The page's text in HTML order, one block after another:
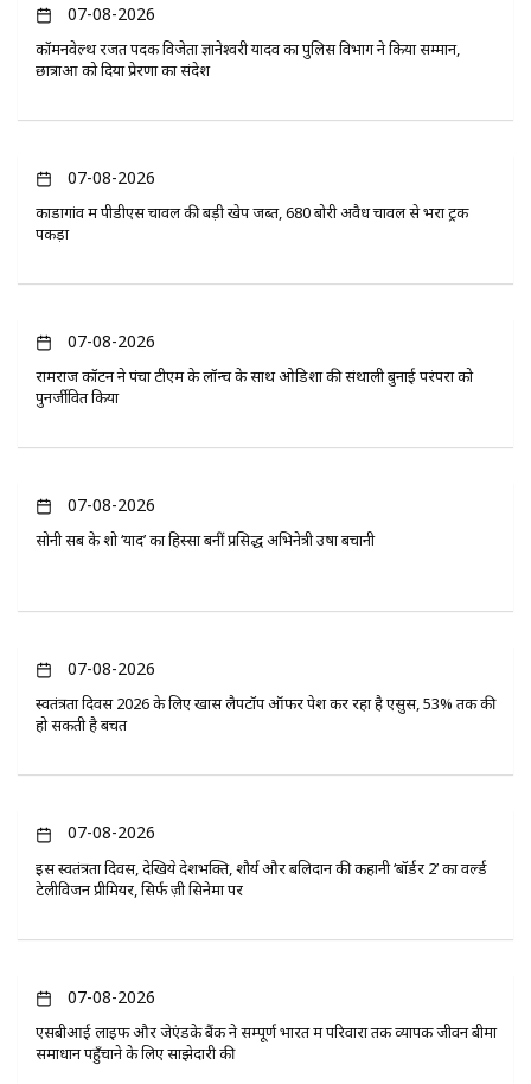
07-08-2026
कॉमनवेल्थ रजत पदक विजेता ज्ञानेश्वरी यादव का पुलिस विभाग ने किया सम्मान,
छात्राओं को दिया प्रेरणा का संदेश
07-08-2026
कोंडागांव में पीडीएस चावल की बड़ी खेप जब्त, 680 बोरी अवैध चावल से भरा ट्रक
पकड़ा
07-08-2026
रामराज कॉटन ने पंचा टीएम के लॉन्च के साथ ओडिशा की संथाली बुनाई परंपरा को
पुनर्जीवित किया
07-08-2026
सोनी सब के शो ‘यादें’ का हिस्सा बनीं प्रसिद्ध अभिनेत्री उषा बचानी
07-08-2026
स्वतंत्रता दिवस 2026 के लिए खास लैपटॉप ऑफर पेश कर रहा है एसुस, 53% तक की
हो सकती है बचत
07-08-2026
इस स्वतंत्रता दिवस, देखिये देशभक्ति, शौर्य और बलिदान की कहानी ‘बॉर्डर 2’ का वर्ल्ड
टेलीविजन प्रीमियर, सिर्फ ज़ी सिनेमा पर
07-08-2026
एसबीआई लाइफ और जेएंडके बैंक ने सम्पूर्ण भारत में परिवारों तक व्यापक जीवन बीमा
समाधान पहुँचाने के लिए साझेदारी की